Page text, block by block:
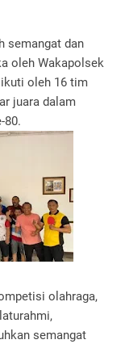
semangat dan
oleh Wakapolsek
oleh 16 tim
juara dalam
80.
olahraga,
semangat